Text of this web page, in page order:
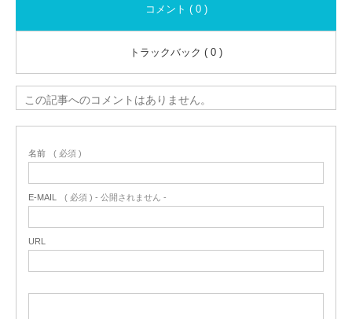
コメント ( 0 )
トラックバック ( 0 )
この記事へのコメントはありません。
名前 ( 必須 )
E-MAIL ( 必須 ) - 公開されません -
URL